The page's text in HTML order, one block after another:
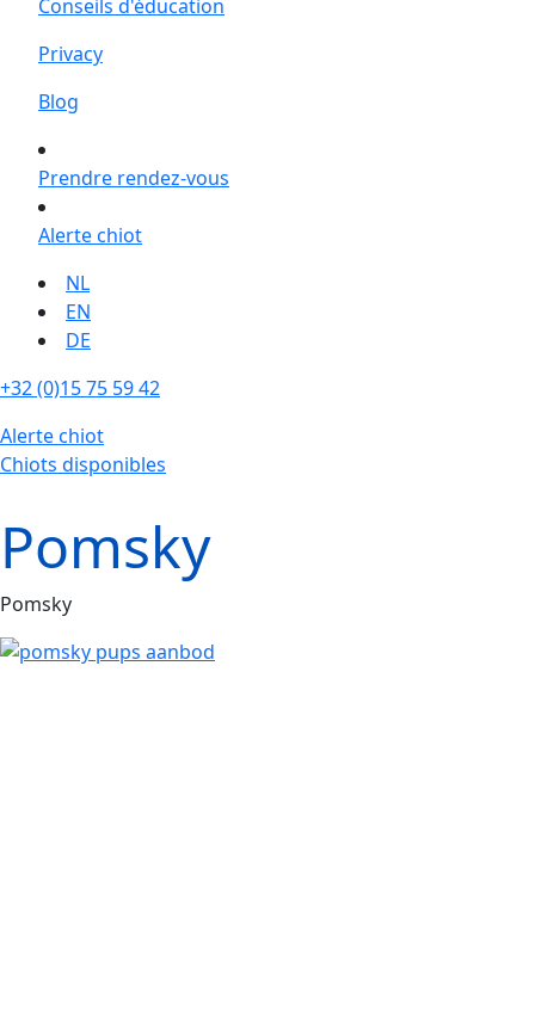
Conseils d'éducation
Privacy
Blog
Prendre rendez-vous
Alerte chiot
NL
EN
DE
+32 (0)15 75 59 42
Alerte chiot
Chiots disponibles
Pomsky
Pomsky